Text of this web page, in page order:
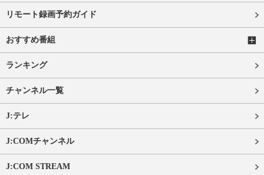
リモート録画予約ガイド
おすすめ番組
ランキング
チャンネル一覧
J:テレ
J:COMチャンネル
J:COM STREAM